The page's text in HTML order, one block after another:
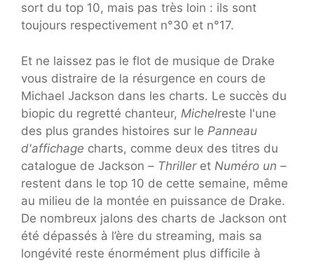
sort du top 10, mais pas très loin : ils sont
toujours respectivement n°30 et n°17.
Et ne laissez pas le flot de musique de Drake
vous distraire de la résurgence en cours de
Michael Jackson dans les charts. Le succès du
biopic du regretté chanteur, Michelreste l'une
des plus grandes histoires sur le Panneau
d'affichage charts, comme deux des titres du
catalogue de Jackson – Thrilleret Numéro un –
restent dans le top 10 de cette semaine, même
au milieu de la montée en puissance de Drake.
De nombreux jalons des charts de Jackson ont
été dépassés à l’ère du streaming, mais sa
longévité reste énormément plus difficile à